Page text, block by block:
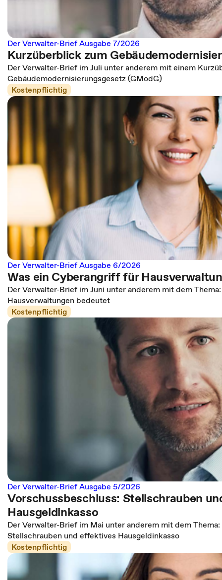
Der Verwalter-Brief Ausgabe 7/2026
Kurzüberblick zum
Der Verwalter-Brief im Juli unter anderem mit einem
Gebäudemodernisierungsgesetz (GModG)
Kostenpflichtig
Der Verwalter-Brief Ausgabe 6/2026
Was ein Cyberangriff für
Der Verwalter-Brief im Juni unter anderem mit dem
Hausverwaltungen bedeutet
Kostenpflichtig
Der Verwalter-Brief Ausgabe 5/2026
Vorschussbeschluss: Stellschrauben
Hausgeldinkasso
Der Verwalter-Brief im Mai unter anderem mit dem
Stellschrauben und effektives Hausgeldinkasso
Kostenpflichtig